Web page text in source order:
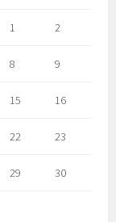
1 2
8 9
15 16
22 23
29 30